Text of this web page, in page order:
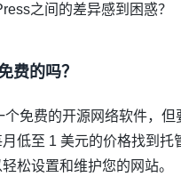
之间的差异感到困惑？
费的吗？
个免费的开源网络软件，
低至 1 美元的价格找到
松设置和维护您的网站。